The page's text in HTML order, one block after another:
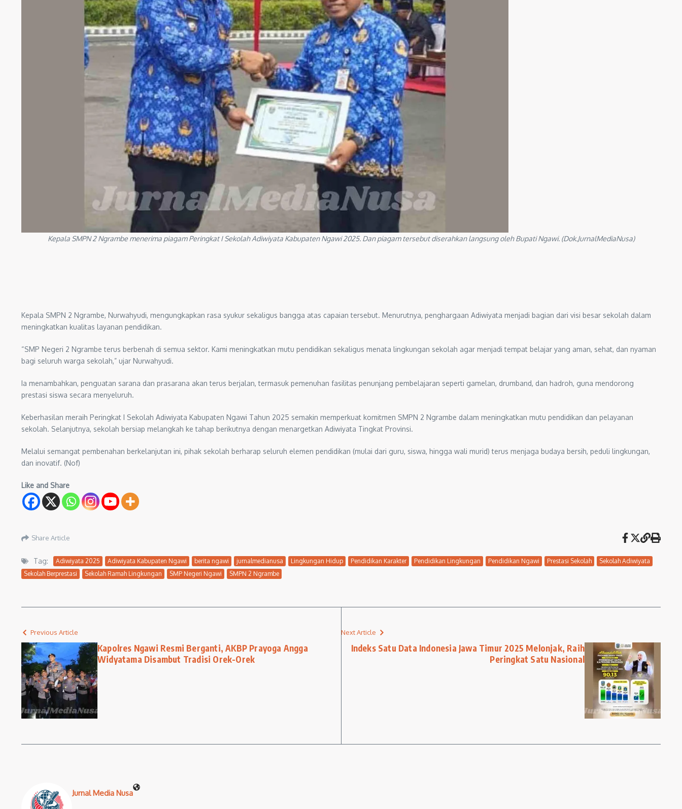
Kepala SMPN 2 Ngrambe menerima piagam Peringkat I Sekolah Adiwiyata Kabupaten Ngawi 2025. Dan piagam tersebut diserahkan langsung oleh Bupati Ngawi. (Dok.JurnalMediaNusa)
Kepala SMPN 2 Ngrambe, Nurwahyudi, mengungkapkan rasa syukur sekaligus bangga atas capaian tersebut. Menurutnya, penghargaan Adiwiyata menjadi bagian dari visi besar sekolah dalam
meningkatkan kualitas layanan pendidikan.
“SMP Negeri 2 Ngrambe terus berbenah di semua sektor. Kami meningkatkan mutu pendidikan sekaligus menata lingkungan sekolah agar menjadi tempat belajar yang aman, sehat, dan nyaman
bagi seluruh warga sekolah,” ujar Nurwahyudi.
Ia menambahkan, penguatan sarana dan prasarana akan terus berjalan, termasuk pemenuhan fasilitas penunjang pembelajaran seperti gamelan, drumband, dan hadroh, guna mendorong
prestasi siswa secara menyeluruh.
Keberhasilan meraih Peringkat I Sekolah Adiwiyata Kabupaten Ngawi Tahun 2025 semakin memperkuat komitmen SMPN 2 Ngrambe dalam meningkatkan mutu pendidikan dan pelayanan
sekolah. Selanjutnya, sekolah bersiap melangkah ke tahap berikutnya dengan menargetkan Adiwiyata Tingkat Provinsi.
Melalui semangat pembenahan berkelanjutan ini, pihak sekolah berharap seluruh elemen pendidikan (mulai dari guru, siswa, hingga wali murid) terus menjaga budaya bersih, peduli lingkungan,
dan inovatif. (Nof)
Like and Share
Share Article
Tag: Adiwiyata 2025 Adiwiyata Kabupaten Ngawi berita ngawi jurnalmedianusa Lingkungan Hidup Pendidikan Karakter Pendidikan Lingkungan Pendidikan Ngawi Prestasi Sekolah
Sekolah Adiwiyata
Sekolah Berprestasi
Sekolah Ramah Lingkungan SMP Negeri Ngawi SMPN 2 Ngrambe
Previous Article
Kapolres Ngawi Resmi Berganti, AKBP Prayoga Angga
Widyatama Disambut Tradisi Orek-Orek
Next Article
Indeks Satu Data Indonesia Jawa Timur 2025 Melonjak, Raih
Peringkat Satu Nasional
Jurnal Media Nusa